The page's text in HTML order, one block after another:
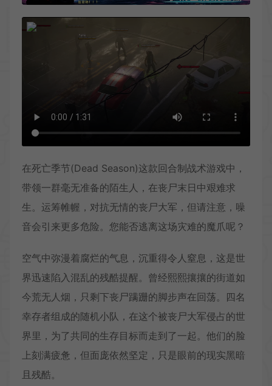
在死亡季节(Dead Season)这款回合制战术游戏中，
带领一群毫无准备的陌生人，在丧尸末日中艰难求
生。运筹帷幄，对抗无情的丧尸大军，但请注意，噪
音会引来更多危险。您能否逃离这场灾难的魔爪呢？
空气中弥漫着腐烂的气息，沉重得令人窒息，这是世
界迅速陷入混乱的残酷提醒。曾经熙熙攘攘的街道如
今荒无人烟，只剩下丧尸蹒跚的脚步声在回荡。四名
幸存者组成的随机小队，在这个被丧尸大军侵占的世
界里，为了共同的生存目标而走到了一起。他们的脸
上刻满疲惫，但面庞依然坚定，只是眼前的现实黑暗
且残酷。